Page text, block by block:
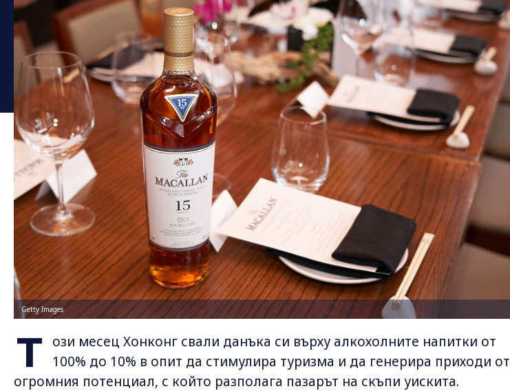
Getty Images
Т
ози месец Хонконг свали данъка си върху алкохолните напитки от
100% до 10% в опит да стимулира туризма и да генерира приходи от
огромния потенциал, с който разполага пазарът на скъпи уискита.